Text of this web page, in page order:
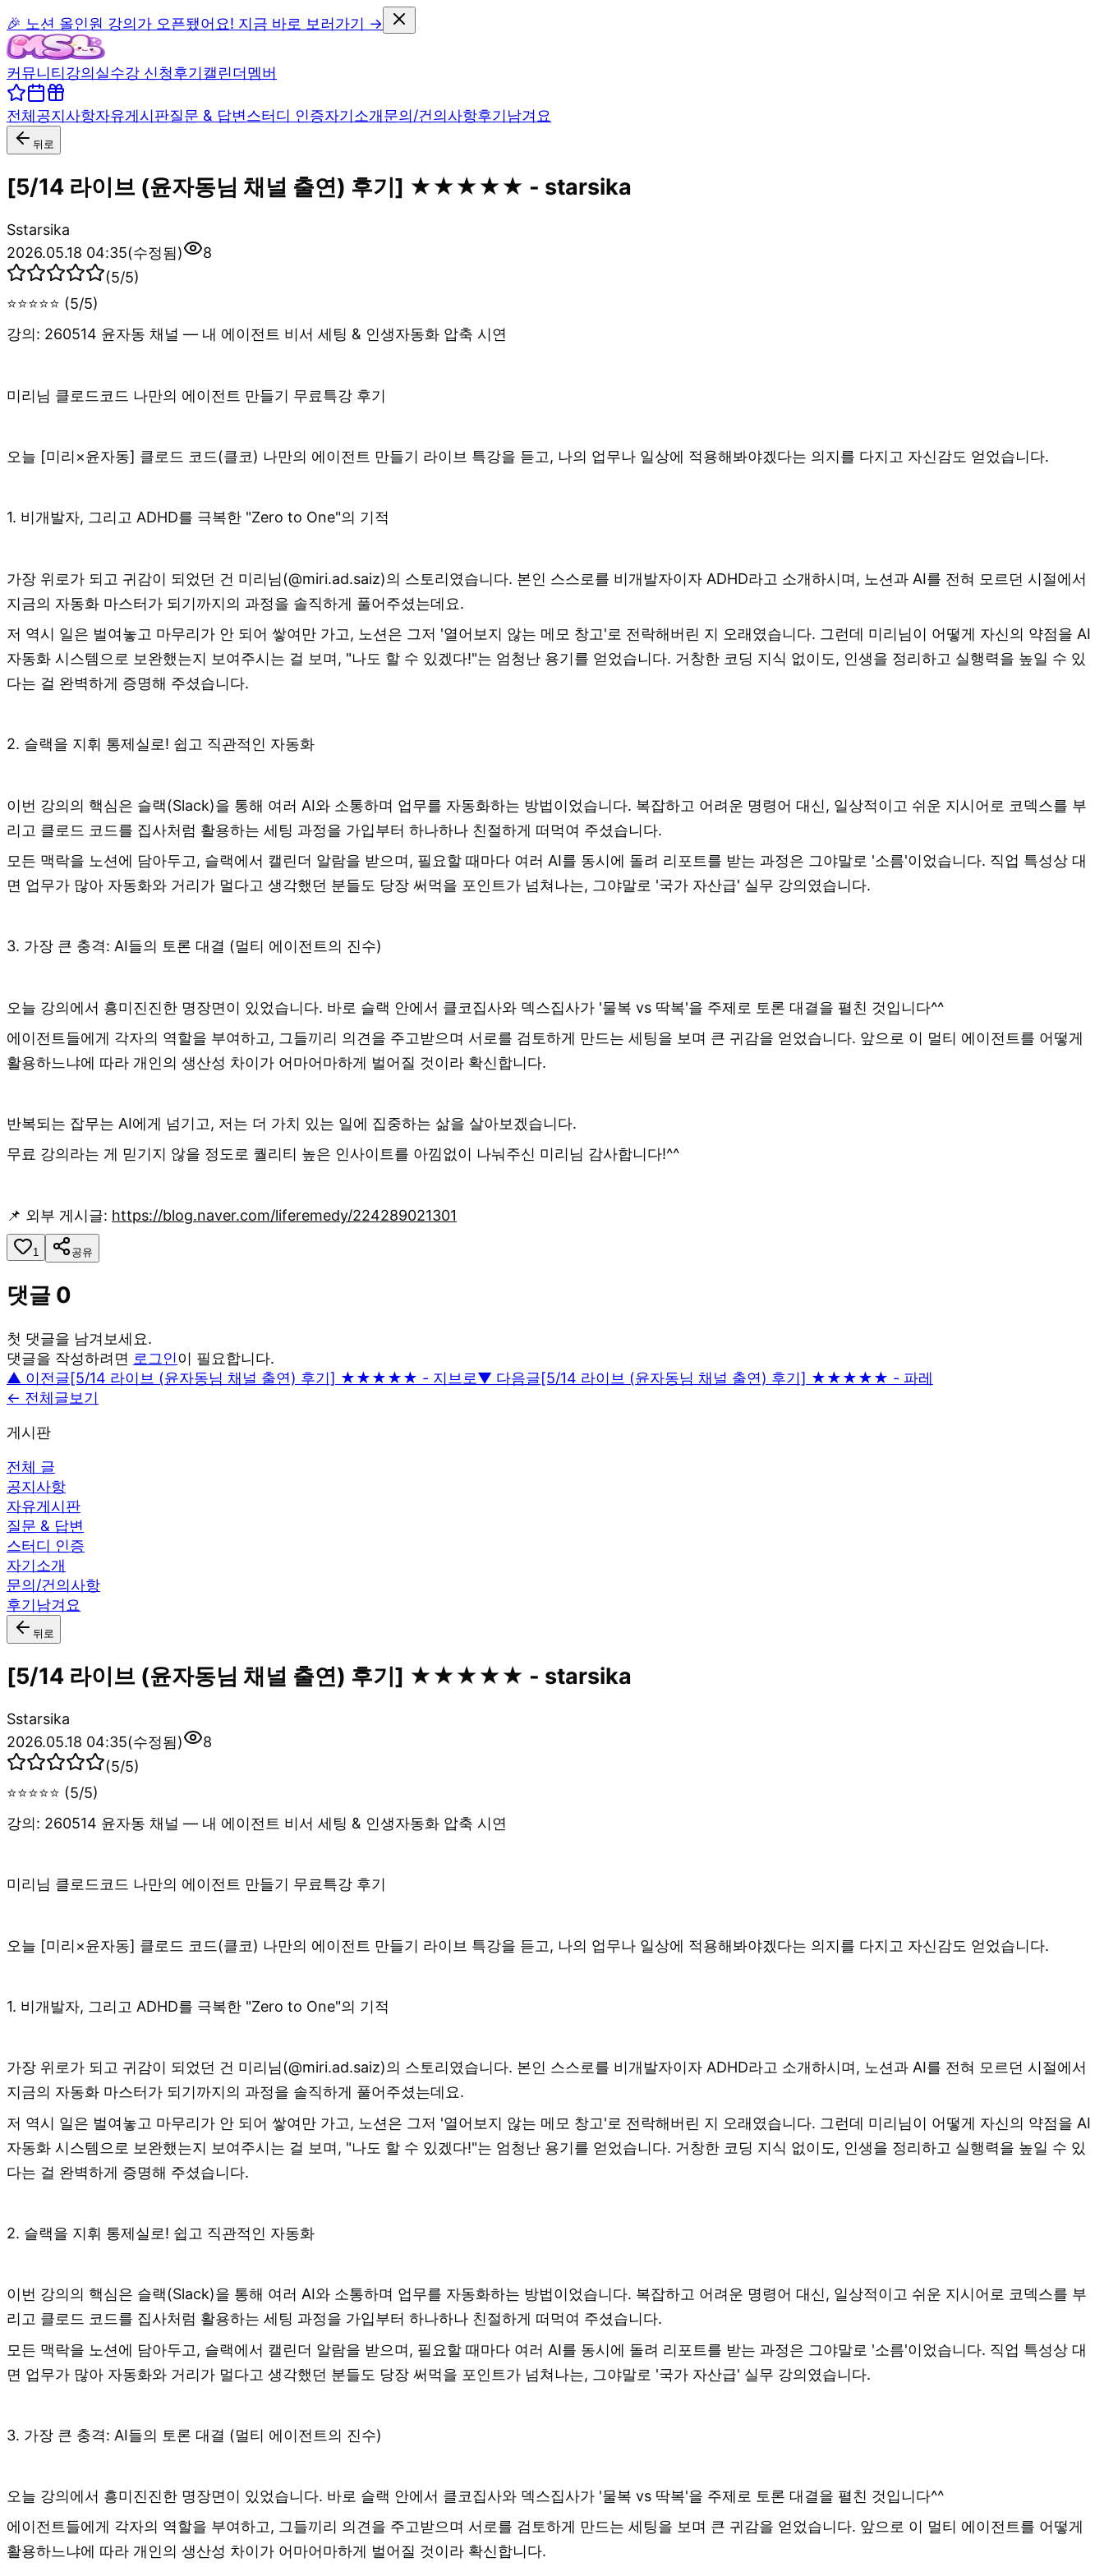
🎉 노션 올인원 강의가 오픈됐어요! 지금 바로 보러가기 →
커뮤니티강의실수강 신청후기캘린더멤버
전체공지사항자유게시판질문 & 답변스터디 인증자기소개문의/건의사항후기남겨요
뒤로
[5/14 라이브 (윤자동님 채널 출연) 후기] ★★★★★ - starsika
Sstarsika
2026.05.18 04:35(수정됨)
8
(5/5)
⭐⭐⭐⭐⭐ (5/5)
강의: 260514 윤자동 채널 — 내 에이전트 비서 세팅 & 인생자동화 압축 시연
미리님 클로드코드 나만의 에이전트 만들기 무료특강 후기
오늘 [미리×윤자동] 클로드 코드(클코) 나만의 에이전트 만들기 라이브 특강을 듣고, 나의 업무나 일상에 적용해봐야겠다는 의지를 다지고 자신감도 얻었습니다.
1. 비개발자, 그리고 ADHD를 극복한 "Zero to One"의 기적
가장 위로가 되고 귀감이 되었던 건 미리님(@miri.ad.saiz)의 스토리였습니다. 본인 스스로를 비개발자이자 ADHD라고 소개하시며, 노션과 AI를 전혀 모르던 시절에서
지금의 자동화 마스터가 되기까지의 과정을 솔직하게 풀어주셨는데요.
저 역시 일은 벌여놓고 마무리가 안 되어 쌓여만 가고, 노션은 그저 '열어보지 않는 메모 창고'로 전락해버린 지 오래였습니다. 그런데 미리님이 어떻게 자신의 약점을 AI
자동화 시스템으로 보완했는지 보여주시는 걸 보며, "나도 할 수 있겠다!"는 엄청난 용기를 얻었습니다. 거창한 코딩 지식 없이도, 인생을 정리하고 실행력을 높일 수 있
다는 걸 완벽하게 증명해 주셨습니다.
2. 슬랙을 지휘 통제실로! 쉽고 직관적인 자동화
이번 강의의 핵심은 슬랙(Slack)을 통해 여러 AI와 소통하며 업무를 자동화하는 방법이었습니다. 복잡하고 어려운 명령어 대신, 일상적이고 쉬운 지시어로 코덱스를 부
리고 클로드 코드를 집사처럼 활용하는 세팅 과정을 가입부터 하나하나 친절하게 떠먹여 주셨습니다.
모든 맥락을 노션에 담아두고, 슬랙에서 캘린더 알람을 받으며, 필요할 때마다 여러 AI를 동시에 돌려 리포트를 받는 과정은 그야말로 '소름'이었습니다. 직업 특성상 대
면 업무가 많아 자동화와 거리가 멀다고 생각했던 분들도 당장 써먹을 포인트가 넘쳐나는, 그야말로 '국가 자산급' 실무 강의였습니다.
3. 가장 큰 충격: AI들의 토론 대결 (멀티 에이전트의 진수)
오늘 강의에서 흥미진진한 명장면이 있었습니다. 바로 슬랙 안에서 클코집사와 덱스집사가 '물복 vs 딱복'을 주제로 토론 대결을 펼친 것입니다^^
에이전트들에게 각자의 역할을 부여하고, 그들끼리 의견을 주고받으며 서로를 검토하게 만드는 세팅을 보며 큰 귀감을 얻었습니다. 앞으로 이 멀티 에이전트를 어떻게
활용하느냐에 따라 개인의 생산성 차이가 어마어마하게 벌어질 것이라 확신합니다.
반복되는 잡무는 AI에게 넘기고, 저는 더 가치 있는 일에 집중하는 삶을 살아보겠습니다.
무료 강의라는 게 믿기지 않을 정도로 퀄리티 높은 인사이트를 아낌없이 나눠주신 미리님 감사합니다!^^
📌 외부 게시글: https://blog.naver.com/liferemedy/224289021301
1 공유
댓글 0
첫 댓글을 남겨보세요.
댓글을 작성하려면 로그인이 필요합니다.
▲ 이전글[5/14 라이브 (윤자동님 채널 출연) 후기] ★★★★★ - 지브로▼ 다음글[5/14 라이브 (윤자동님 채널 출연) 후기] ★★★★★ - 파레
← 전체글보기
게시판
전체 글
공지사항
자유게시판
질문 & 답변
스터디 인증
자기소개
문의/건의사항
후기남겨요
뒤로
[5/14 라이브 (윤자동님 채널 출연) 후기] ★★★★★ - starsika
Sstarsika
2026.05.18 04:35(수정됨)
8
(5/5)
⭐⭐⭐⭐⭐ (5/5)
강의: 260514 윤자동 채널 — 내 에이전트 비서 세팅 & 인생자동화 압축 시연
미리님 클로드코드 나만의 에이전트 만들기 무료특강 후기
오늘 [미리×윤자동] 클로드 코드(클코) 나만의 에이전트 만들기 라이브 특강을 듣고, 나의 업무나 일상에 적용해봐야겠다는 의지를 다지고 자신감도 얻었습니다.
1. 비개발자, 그리고 ADHD를 극복한 "Zero to One"의 기적
가장 위로가 되고 귀감이 되었던 건 미리님(@miri.ad.saiz)의 스토리였습니다. 본인 스스로를 비개발자이자 ADHD라고 소개하시며, 노션과 AI를 전혀 모르던 시절에서
지금의 자동화 마스터가 되기까지의 과정을 솔직하게 풀어주셨는데요.
저 역시 일은 벌여놓고 마무리가 안 되어 쌓여만 가고, 노션은 그저 '열어보지 않는 메모 창고'로 전락해버린 지 오래였습니다. 그런데 미리님이 어떻게 자신의 약점을 AI
자동화 시스템으로 보완했는지 보여주시는 걸 보며, "나도 할 수 있겠다!"는 엄청난 용기를 얻었습니다. 거창한 코딩 지식 없이도, 인생을 정리하고 실행력을 높일 수 있
다는 걸 완벽하게 증명해 주셨습니다.
2. 슬랙을 지휘 통제실로! 쉽고 직관적인 자동화
이번 강의의 핵심은 슬랙(Slack)을 통해 여러 AI와 소통하며 업무를 자동화하는 방법이었습니다. 복잡하고 어려운 명령어 대신, 일상적이고 쉬운 지시어로 코덱스를 부
리고 클로드 코드를 집사처럼 활용하는 세팅 과정을 가입부터 하나하나 친절하게 떠먹여 주셨습니다.
모든 맥락을 노션에 담아두고, 슬랙에서 캘린더 알람을 받으며, 필요할 때마다 여러 AI를 동시에 돌려 리포트를 받는 과정은 그야말로 '소름'이었습니다. 직업 특성상 대
면 업무가 많아 자동화와 거리가 멀다고 생각했던 분들도 당장 써먹을 포인트가 넘쳐나는, 그야말로 '국가 자산급' 실무 강의였습니다.
3. 가장 큰 충격: AI들의 토론 대결 (멀티 에이전트의 진수)
오늘 강의에서 흥미진진한 명장면이 있었습니다. 바로 슬랙 안에서 클코집사와 덱스집사가 '물복 vs 딱복'을 주제로 토론 대결을 펼친 것입니다^^
에이전트들에게 각자의 역할을 부여하고, 그들끼리 의견을 주고받으며 서로를 검토하게 만드는 세팅을 보며 큰 귀감을 얻었습니다. 앞으로 이 멀티 에이전트를 어떻게
활용하느냐에 따라 개인의 생산성 차이가 어마어마하게 벌어질 것이라 확신합니다.